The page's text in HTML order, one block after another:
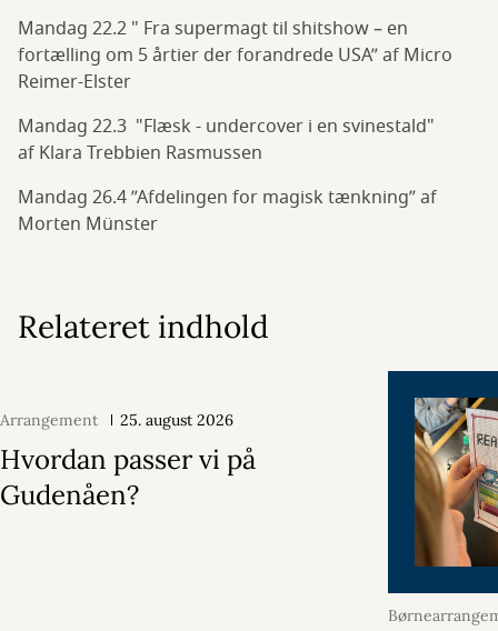
Mandag 22.2 " Fra supermagt til shitshow – en
fortælling om 5 årtier der forandrede USA” af Micro
Reimer-Elster
Mandag 22.3 "Flæsk - undercover i en svinestald"
af Klara Trebbien Rasmussen
Mandag 26.4 ”Afdelingen for magisk tænkning” af
Morten Münster
Relateret indhold
Arrangement 25. august 2026
Hvordan passer vi på
Gudenåen?